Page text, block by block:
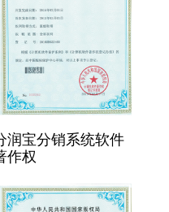
润宝分销系统软件
作权